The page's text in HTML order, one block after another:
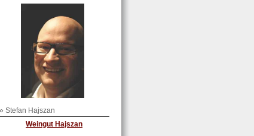
Stefan Hajszan
Weingut Hajszan